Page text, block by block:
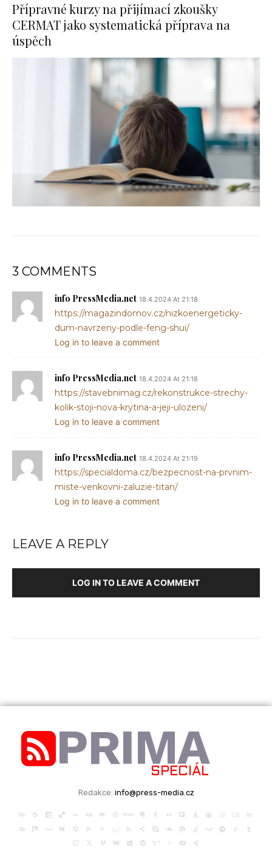
Přípravné kurzy na přijímací zkoušky
CERMAT jako systematická příprava na
úspěch
3 COMMENTS
info PressMedia.net 18.4.2024 At 21:18
https://magazindomov.cz/nizkoenergeticky-
dum-navrzeny-podle-feng-shui/
Log in to leave a comment
info PressMedia.net 18.4.2024 At 21:18
https://stavebnimag.cz/rekonstrukce-strechy-
kolik-stoji-nova-krytina-a-jeji-ulozeni/
Log in to leave a comment
info PressMedia.net 18.4.2024 At 21:19
https://specialdoma.cz/bezpecnost-na-prvnim-
miste-venkovni-zaluzie-titan/
Log in to leave a comment
LEAVE A REPLY
LOG IN TO LEAVE A COMMENT
PRIMA
SPECIÁL
Redakce: info@press-media.cz